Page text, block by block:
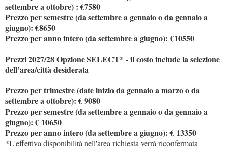
settembre a ottobre) : €7580
Prezzo per semestre (da settembre a gennaio o da gennaio a
giugno): €8650
Prezzo per anno intero (da settembre a giugno): €10550
Prezzi 2027/28 Opzione SELECT* - il costo include la selezione
dell’area/città desiderata
Prezzo per trimestre (date inizio da gennaio a marzo o da
settembre a ottobre): € 9080
Prezzo per semestre (da settembre a gennaio o da gennaio a
giugno): € 10650
Prezzo per anno intero (da settembre a giugno): € 13350
*L'effettiva disponibilità nell'area richiesta verrà riconfermata